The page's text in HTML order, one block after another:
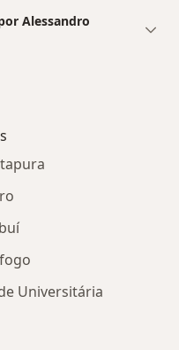
Alessandro
Universitária